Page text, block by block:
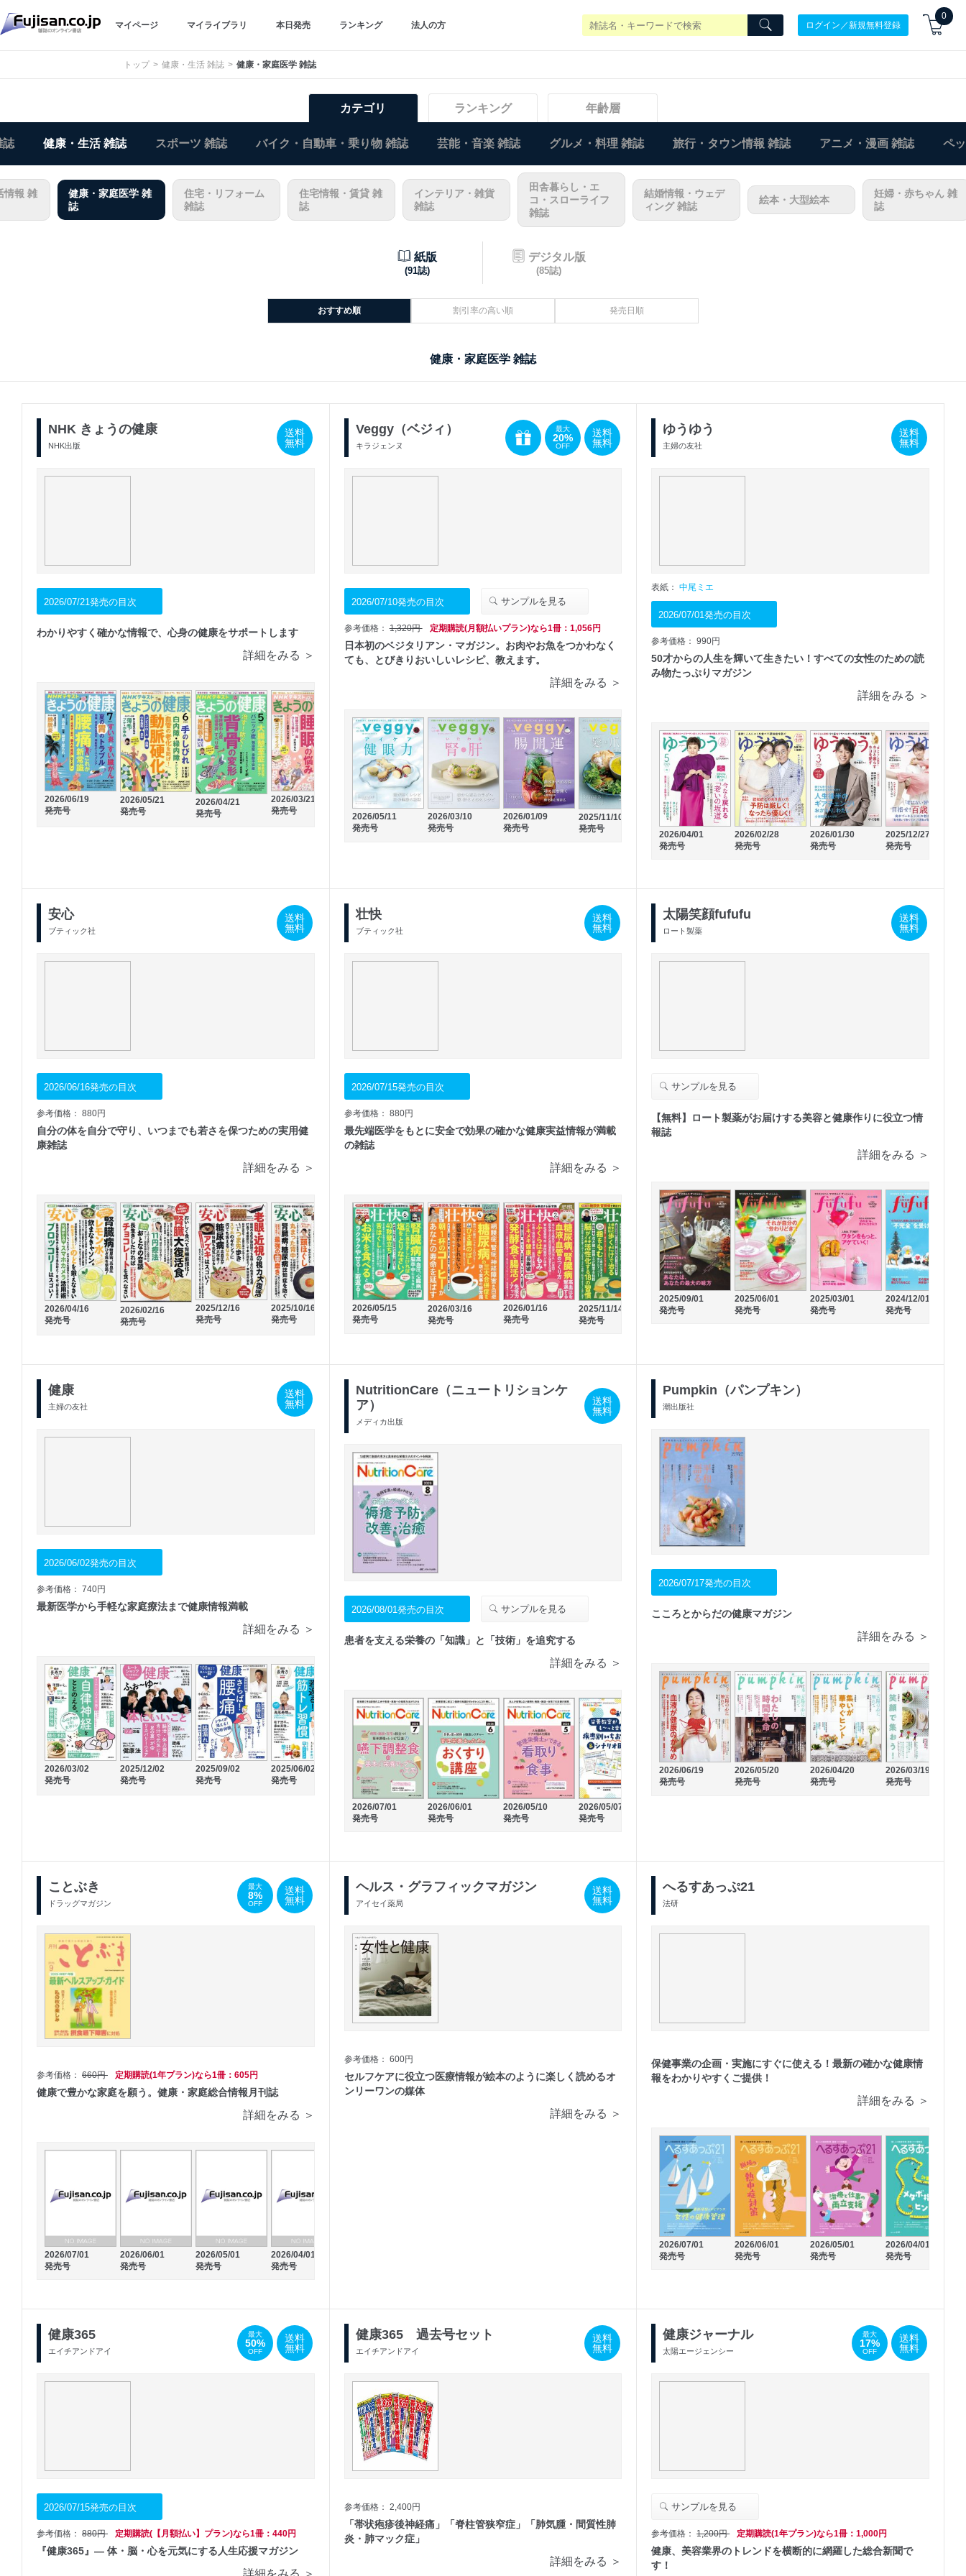
マイページ マイライブラリ 本日発売 ランキング 法人の方 ログイン／新規無料登録
0
トップ 健康・生活 雑誌 健康・家庭医学 雑誌
カテゴリ ランキング 年齢層
誌 健康・生活 雑誌 スポーツ 雑誌 バイク・自動車・乗り物 雑誌 芸能・音楽 雑誌 グルメ・料理 雑誌 旅行・タウン情報 雑誌 アニメ・漫画 雑誌 ペ
情報 雑
健康・家庭医学 雑
誌
住宅・リフォーム
雑誌
住宅情報・賃貸 雑
誌
インテリア・雑貨
雑誌
田舎暮らし・エ
コ・スローライフ
雑誌
結婚情報・ウェデ
ィング 雑誌
絵本・大型絵本
妊婦・赤ちゃん 雑
誌
紙版
(91誌)
デジタル版
(85誌)
おすすめ順 割引率の高い順 発売日順
健康・家庭医学 雑誌
NHK きょうの健康
NHK出版
送料
無料
2026/07/21発売の目次
わかりやすく確かな情報で、心身の健康をサポートします
詳細をみる ＞
2026/06/19
発売号
2026/05/21
発売号
2026/04/21
発売号
2026/03/21
発売号
2026/02/20
発売号
2026/01/21
発売号
Veggy（ベジィ）
キラジェンヌ
最大
20%
OFF
送料
無料
2026/07/10発売の目次 サンプルを見る
参考価格：1,320円 定期購読(月額払いプラン)なら1冊：1,056円
日本初のベジタリアン・マガジン。お肉やお魚をつかわなく
ても、とびきりおいしいレシピ、教えます。
詳細をみる ＞
2026/05/11
発売号
2026/03/10
発売号
2026/01/09
発売号
2025/11/10
発売号
2025/09/10
発売号
2025/07/10
発売号
ゆうゆう
主婦の友社
送料
無料
表紙：中尾ミエ
2026/07/01発売の目次
参考価格： 990円
50才からの人生を輝いて生きたい！すべての女性のための読
み物たっぷりマガジン
詳細をみる ＞
2026/04/01
発売号
2026/02/28
発売号
2026/01/30
発売号
2025/12/27
発売号
安心
ブティック社
送料
無料
2026/06/16発売の目次
参考価格： 880円
自分の体を自分で守り、いつまでも若さを保つための実用健
康雑誌
詳細をみる ＞
2026/04/16
発売号
2026/02/16
発売号
2025/12/16
発売号
2025/10/16
発売号
2025/08/16
発売号
2025/06/16
発売号
壮快
ブティック社
送料
無料
2026/07/15発売の目次
参考価格： 880円
最先端医学をもとに安全で効果の確かな健康実益情報が満載
の雑誌
詳細をみる ＞
2026/05/15
発売号
2026/03/16
発売号
2026/01/16
発売号
2025/11/14
発売号
2025/09/26
2025/09/16
太陽笑顔fufufu
ロート製薬
送料
無料
サンプルを見る
【無料】ロート製薬がお届けする美容と健康作りに役立つ情
報誌
詳細をみる ＞
2025/09/01
発売号
2025/06/01
発売号
2025/03/01
発売号
2024/12/01
発売号
健康
主婦の友社
送料
無料
2026/06/02発売の目次
参考価格： 740円
最新医学から手軽な家庭療法まで健康情報満載
詳細をみる ＞
2026/03/02
発売号
2025/12/02
発売号
2025/09/02
発売号
2025/06/02
発売号
2025/03/01
発売号
2024/12/02
発売号
NutritionCare（ニュートリションケ
ア）
メディカ出版
送料
無料
2026/08/01発売の目次 サンプルを見る
患者を支える栄養の「知識」と「技術」を追究する
詳細をみる ＞
2026/07/01
発売号
2026/06/01
発売号
2026/05/10
発売号
2026/05/07
発売号
Pumpkin（パンプキン）
潮出版社
2026/07/17発売の目次
こころとからだの健康マガジン
詳細をみる ＞
2026/06/19
発売号
2026/05/20
発売号
2026/04/20
発売号
2026/03/19
発売号
ことぶき
ドラッグマガジン
最大
8%
OFF
送料
無料
参考価格： 660円 定期購読(1年プラン)なら1冊：605円
健康で豊かな家庭を願う。健康・家庭総合情報月刊誌
詳細をみる ＞
2026/07/01
発売号
2026/06/01
発売号
2026/05/01
発売号
2026/04/01
発売号
ヘルス・グラフィックマガジン
アイセイ薬局
送料
無料
参考価格： 600円
セルフケアに役立つ医療情報が絵本のように楽しく読めるオ
ンリーワンの媒体
詳細をみる ＞
へるすあっぷ21
法研
保健事業の企画・実施にすぐに使える！最新の確かな健康情
報をわかりやすくご提供！
詳細をみる ＞
2026/07/01
発売号
2026/06/01
発売号
2026/05/01
発売号
2026/04/01
発売号
健康365
エイチアンドアイ
最大
50%
OFF
送料
無料
2026/07/15発売の目次
参考価格： 880円 定期購読(【月額払い】プラン)なら1冊：440円
『健康365』― 体・脳・心を元気にする人生応援マガジン
健康365 過去号セット
エイチアンドアイ
送料
無料
参考価格： 2,400円
「帯状疱疹後神経痛」「脊柱管狭窄症」「肺気腫・間質性肺
炎・肺マック症」
詳細をみる ＞
健康ジャーナル
太陽エージェンシー
最大
17%
OFF
送料
無料
サンプルを見る
参考価格：1,200円 定期購読(1年プラン)なら1冊：1,000円
健康、美容業界のトレンドを横断的に網羅した総合新聞で
す！